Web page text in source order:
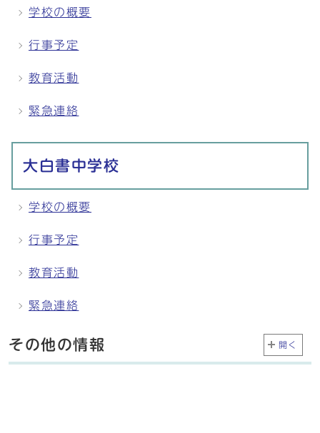
学校の概要
行事予定
教育活動
緊急連絡
大白書中学校
学校の概要
行事予定
教育活動
緊急連絡
その他の情報 開く